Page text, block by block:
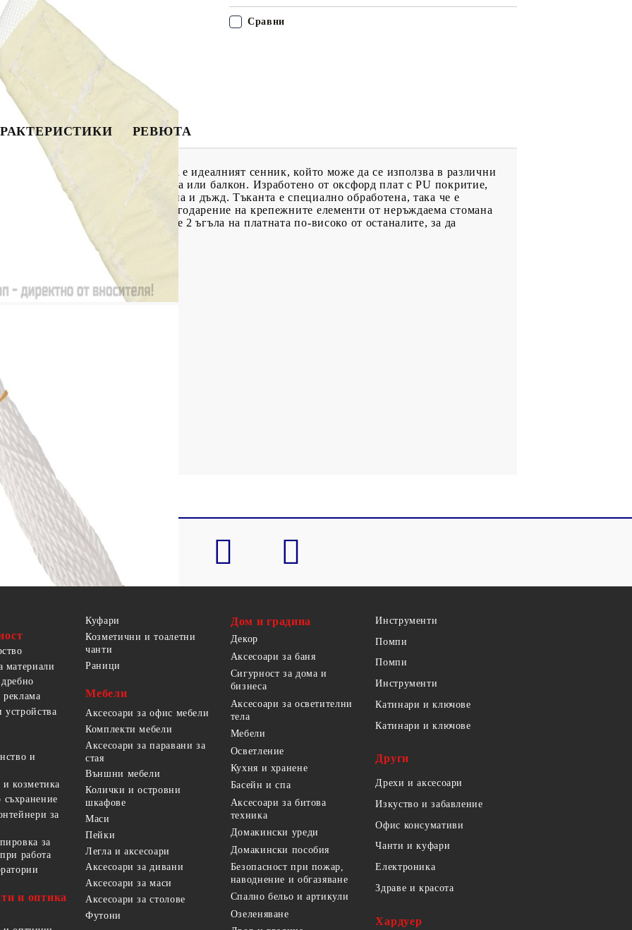
Сравни
РЕВЮТА
пожелаете с този сенник. Това е идеалният сенник, който може да се използва в различни
тераса, детска площадка или балкон. Изработено от оксфорд плат с PU покритие,
от пряка слънчева светлина и дъжд. Тъканта е специално обработена, така че е
е лесен за сглобяване благодарение на крепежните елементи от неръждаема стомана
Добре е да знаете: Монтирайте 2 ъгъла на платната по-високо от останалите, за да
на всеки ъгъл
материали
и
козметика
за
за
работа
и оптика
Куфари
Козметични и тоалетни
чанти
Раници
Мебели
Аксесоари за офис мебели
Комплекти мебели
Аксесоари за паравани за
стая
Външни мебели
Колички и островни
шкафове
Маси
Пейки
Легла и аксесоари
Аксесоари за дивани
Аксесоари за маси
Аксесоари за столове
Футони
Дом и градина
Декор
Аксесоари за баня
Сигурност за дома и
бизнеса
Аксесоари за осветителни
тела
Мебели
Осветление
Кухня и хранене
Басейн и спа
Аксесоари за битова
техника
Домакински уреди
Домакински пособия
Безопасност при пожар,
наводнение и обгазяване
Спално бельо и артикули
Озеленяване
Инструменти
Помпи
Помпи
Инструменти
Катинари и ключове
Катинари и ключове
Други
Дрехи и аксесоари
Изкуство и забавление
Офис консумативи
Чанти и куфари
Електроника
Здраве и красота
Хардуер